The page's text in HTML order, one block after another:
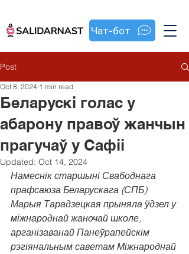
Чат-бот
Post
Беларускі голас у
абарону правоў жанчын
прагучаў у Сафіі
Oct 8, 2024 1 min read
Updated: Oct 14, 2024
Намеснік старшыні Свабоднага
прафсаюза Беларускага (СПБ)
Марыя Тарадзецкая прыняла ўдзел у
міжнароднай жаночай школе,
арганізаванай Панеўрапейскім
рэгіянальным саветам Міжнароднай